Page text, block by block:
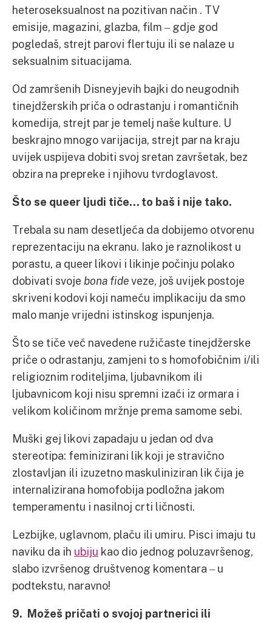
heteroseksualnost na pozitivan način . TV
emisije, magazini, glazba, film ‒ gdje god
pogledaš, strejt parovi flertuju ili se nalaze u
seksualnim situacijama.
Od zamršenih Disneyjevih bajki do neugodnih
tinejdžerskih priča o odrastanju i romantičnih
komedija, strejt par je temelj naše kulture. U
beskrajno mnogo varijacija, strejt par na kraju
uvijek uspijeva dobiti svoj sretan završetak, bez
obzira na prepreke i njihovu tvrdoglavost.
Što se queer ljudi tiče… to baš i nije tako.
Trebala su nam desetljeća da dobijemo otvorenu
reprezentaciju na ekranu. Iako je raznolikost u
porastu, a queer likovi i likinje počinju polako
dobivati svoje bona fideveze, još uvijek postoje
skriveni kodovi koji nameću implikaciju da smo
malo manje vrijedni istinskog ispunjenja.
Što se tiče već navedene ružičaste tinejdžerske
priče o odrastanju, zamjeni to s homofobičnim i/ili
religioznim roditeljima, ljubavnikom ili
ljubavnicom koji nisu spremni izaći iz ormara i
velikom količinom mržnje prema samome sebi.
Muški gej likovi zapadaju u jedan od dva
stereotipa: feminizirani lik koji je stravično
zlostavljan ili izuzetno maskuliniziran lik čija je
internalizirana homofobija podložna jakom
temperamentu i nasilnoj crti ličnosti.
Lezbijke, uglavnom, plaču ili umiru. Pisci imaju tu
naviku da ih ubiju kao dio jednog poluzavršenog,
slabo izvršenog društvenog komentara ‒ u
podtekstu, naravno!
9. Možeš pričati o svojoj partnerici ili